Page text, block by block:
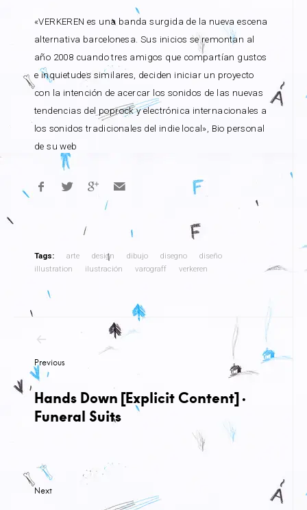
«VERKEREN es una banda surgida de la nueva escena
alternativa barcelonesa. Sus inicios se remontan al
año 2008 cuando tres amigos que compartían gustos
e inquietudes similares, deciden iniciar un proyecto
con la intención de acercar los sonidos de las nuevas
tendencias del poprock y electrónica internacionales a
los sonidos tradicionales del indie local», Bio personal
de su web
Tags: arte design dibujo disegno
diseño
illustration
ilustración varograff verkeren
Navegación
de
entradas
Previous
Hands Down [Explicit Content] ·
Funeral Suits
Next